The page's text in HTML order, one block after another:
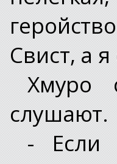
Свист, а
Хмуро
слушают.
- Если